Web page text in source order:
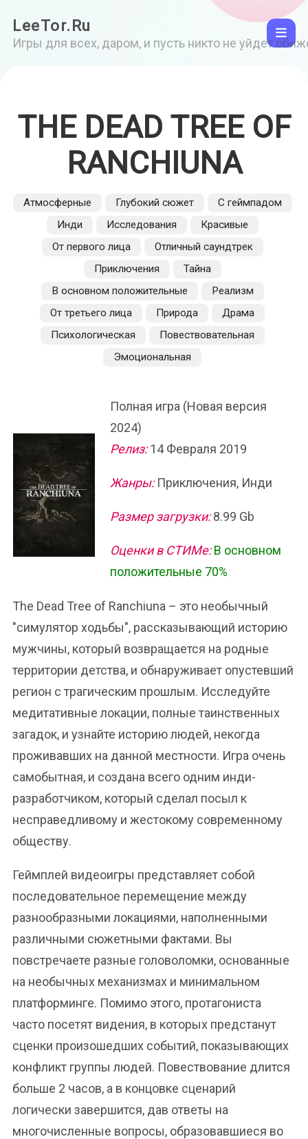
LeeTor.Ru
Игры для всех, даром, и пусть никто не уйдет
THE DEAD TREE OF
RANCHIUNA
Атмосферные Глубокий сюжет
С геймпадом
Инди
Исследования
Красивые
От первого лица
Отличный саундтрек
Приключения
Тайна
В основном положительные
Реализм
От третьего лица
Природа
Драма
Психологическая
Повествовательная
Эмоциональная
Полная игра (Новая версия
2024)
Релиз:14 Февраля 2019
Жанры:Приключения, Инди
Размер загрузки:8.99 Gb
Оценки в СТИМе: В основном
положительные 70%
The Dead Tree of Ranchiuna – это необычный
"симулятор ходьбы", рассказывающий историю
мужчины, который возвращается на родные
территории детства, и обнаруживает опустевший
регион с трагическим прошлым. Исследуйте
медитативные локации, полные таинственных
загадок, и узнайте историю людей, некогда
проживавших на данной местности. Игра очень
самобытная, и создана всего одним инди-
разработчиком, который сделал посыл к
несправедливому и жестокому современному
обществу.
Геймплей видеоигры представляет собой
последовательное перемещение между
разнообразными локациями, наполненными
различными сюжетными фактами. Вы
повстречаете разные головоломки, основанные
на необычных механизмах и минимальном
платформинге. Помимо этого, протагониста
часто посетят видения, в которых предстанут
сценки произошедших событий, показывающих
конфликт группы людей. Повествование длится
больше 2 часов, а в концовке сценарий
логически завершится, дав ответы на
многочисленные вопросы, образовавшиеся во